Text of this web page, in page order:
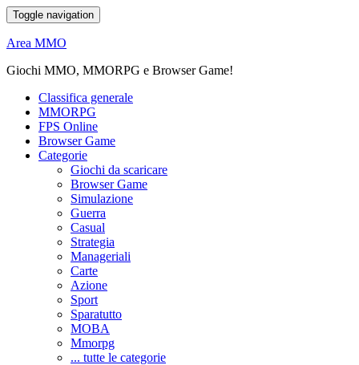
Toggle navigation
Area MMO
Giochi MMO, MMORPG e Browser Game!
Classifica generale
MMORPG
FPS Online
Browser Game
Categorie
Giochi da scaricare
Browser Game
Simulazione
Guerra
Casual
Strategia
Manageriali
Carte
Azione
Sport
Sparatutto
MOBA
Mmorpg
... tutte le categorie